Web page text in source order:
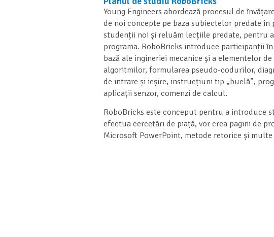
Young Engineers abordează procesul de
de noi concepte pe baza subiectelor predate
studenții noi și reluăm lecțiile predate, pentru
programa. RoboBricks introduce participanții
bază ale ingineriei mecanice și a elementelor
algoritmilor, formularea pseudo-codurilor,
de intrare și ieșire, instrucțiuni tip „buclă”,
aplicații senzor, comenzi de calcul.
RoboBricks este conceput pentru a introduce
efectua cercetări de piață, vor crea pagini de
Microsoft PowerPoint, metode retorice și